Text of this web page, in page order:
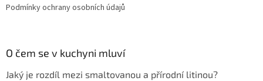
Podmínky ochrany osobních údajů
O čem se v kuchyni mluví
Jaký je rozdíl mezi smaltovanou a přírodní litinou?